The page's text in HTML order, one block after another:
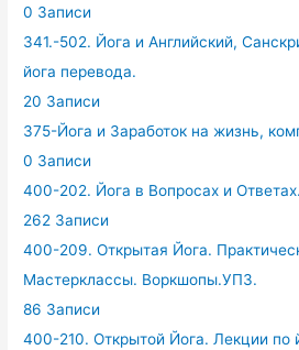
0 Записи
341.-502. Йога и Английский,
йога перевода.
20 Записи
375-Йога и Заработок на жизнь,
0 Записи
400-202. Йога в Вопросах и
262 Записи
400-209. Открытая Йога.
Мастерклассы. Воркшопы.УПЗ.
86 Записи
400-210. Открытой Йога. Лекции по